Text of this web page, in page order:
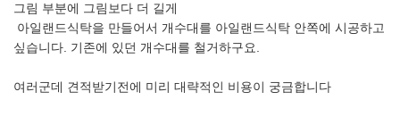
그림 부분에 그림보다 더 길게
아일랜드식탁을 만들어서 개수대를 아일랜드식탁 안쪽에 시공하고
싶습니다. 기존에 있던 개수대를 철거하구요.
여러군데 견적받기전에 미리 대략적인 비용이 궁금합니다